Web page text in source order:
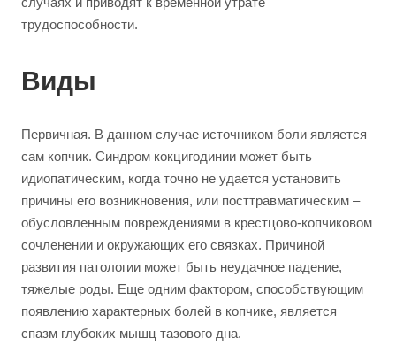
трудоспособности.
Виды
Первичная. В данном случае источником боли является
сам копчик. Синдром кокцигодинии может быть
идиопатическим, когда точно не удается установить
причины его возникновения, или посттравматическим –
обусловленным повреждениями в крестцово-копчиковом
сочленении и окружающих его связках. Причиной
развития патологии может быть неудачное падение,
тяжелые роды. Еще одним фактором, способствующим
появлению характерных болей в копчике, является
спазм глубоких мышц тазового дна.